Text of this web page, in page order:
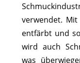
verwendet.
entfärbt und
wird auch
was